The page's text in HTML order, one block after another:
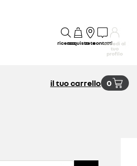
ricercaacquistoretecontattiaccedi al
tuo
profilo
il tuo carrello 0